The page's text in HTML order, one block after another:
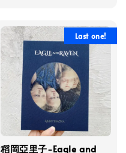
Last one!
稻岡亞里子-Eagle and